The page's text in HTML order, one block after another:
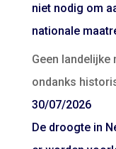
niet nodig om
nationale
Geen
ondanks
30/07/2026
De droogte in